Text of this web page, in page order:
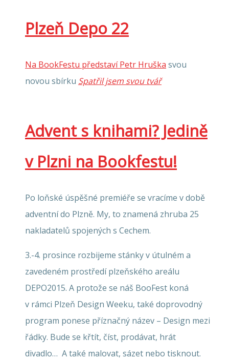
Plzeň Depo 22
Na BookFestu představí Petr Hruška svou
novou sbírku Spatřil jsem svou tvář
Advent s knihami? Jedině
v Plzni na Bookfestu!
Po loňské úspěšné premiéře se vracíme v době
adventní do Plzně. My, to znamená zhruba 25
nakladatelů spojených s Cechem.
3.-4. prosince rozbijeme stánky v útulném a
zavedeném prostředí plzeňského areálu
DEPO2015. A protože se náš BooFest koná
v rámci Plzeň Design Weeku, také doprovodný
program ponese příznačný název – Design mezi
řádky. Bude se křtít, číst, prodávat, hrát
divadlo… A také malovat, sázet nebo tisknout.